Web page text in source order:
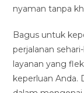
nyaman tanpa
Bagus untuk
perjalanan
layanan yang
keperluan Anda.